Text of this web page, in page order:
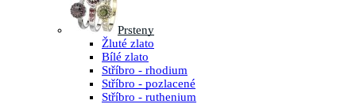
Prsteny
Žluté zlato
Bílé zlato
Stříbro - rhodium
Stříbro - pozlacené
Stříbro - ruthenium